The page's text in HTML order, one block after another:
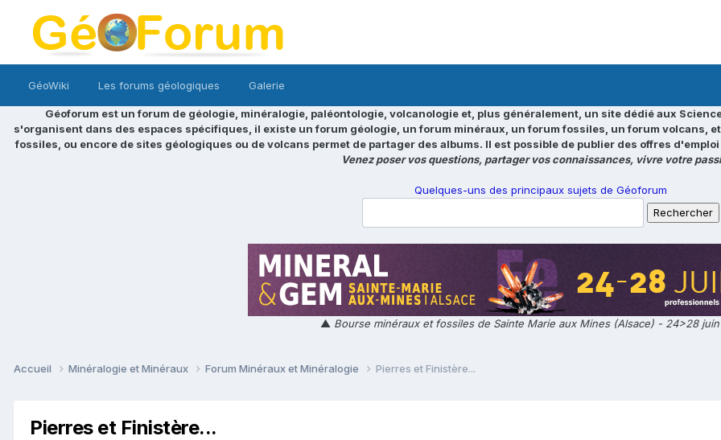
GéoWiki Les forums géologiques Galerie
Géoforum est un forum de géologie, minéralogie, paléontologie, volcanologie et, plus généralement, un site dédié aux
s'organisent dans des espaces spécifiques, il existe un forum géologie, un forum minéraux, un forum fossiles, un forum volcans,
fossiles, ou encore de sites géologiques ou de volcans permet de partager des albums. Il est possible de publier des offres
Venez poser vos questions, partager vos connaissances, vivre votre
Quelques-uns des principaux sujets de Géoforum
▲ Bourse minéraux et fossiles de Sainte Marie aux Mines (Alsace) - 24>28
Accueil Minéralogie et Minéraux Forum Minéraux et Minéralogie Pierres et Finistère...
Pierres et Finistère...